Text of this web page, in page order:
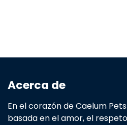
Acerca de
En el corazón de Caelum
basada en el amor, el